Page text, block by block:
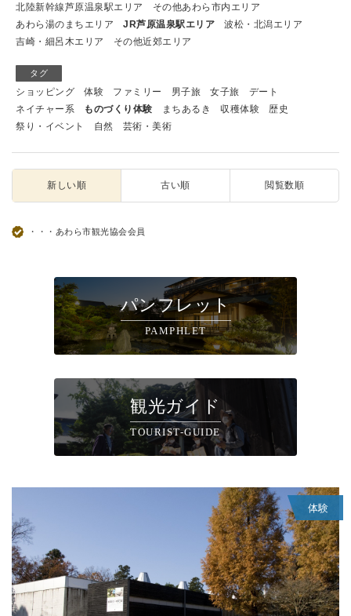
北陸新幹線芦原温泉駅エリア
その他あわら市内エリア
あわら湯のまちエリア
JR芦原温泉駅エリア
波松・北潟エリア
吉崎・細呂木エリア
その他近郊エリア
タグ
ショッピング 体験 ファミリー 男子旅 女子旅
デート
ネイチャー系
ものづくり体験 まちあるき 収穫体験
歴史
祭り・イベント
自然 芸術・美術
新しい順 古い順 閲覧数順
・・・あわら市観光協会会員
パンフレット
PAMPHLET
観光ガイド
TOURIST-GUIDE
体験